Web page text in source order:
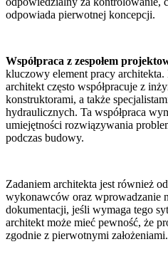
odpowiada pierwotnej koncepcji.
Współpraca z zespołem
kluczowy element pracy
architekt często współpracuje z
konstruktorami, a także
hydraulicznych. Ta współpraca
umiejętności rozwiązywania
podczas budowy.
Zadaniem architekta jest również
wykonawców oraz wprowadzanie
dokumentacji, jeśli wymaga tego
architekt może mieć pewność, że
zgodnie z pierwotnymi założeniami.